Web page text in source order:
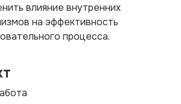
влияние внутренних
на эффективность
процесса.